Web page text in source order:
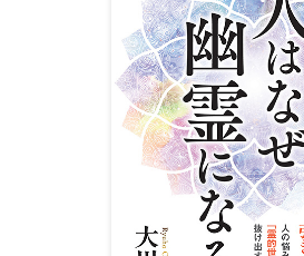
雑誌
CD
DVD・ブルーレイ
雑貨